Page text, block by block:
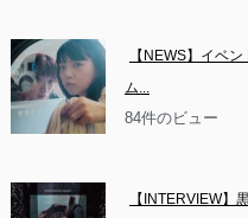
【NEWS】イベ
ム...
84件のビュー
【INTERVIEW】